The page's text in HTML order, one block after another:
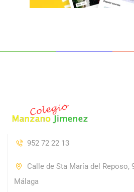
952 72 22 13
Calle de Sta María del Reposo,
Málaga